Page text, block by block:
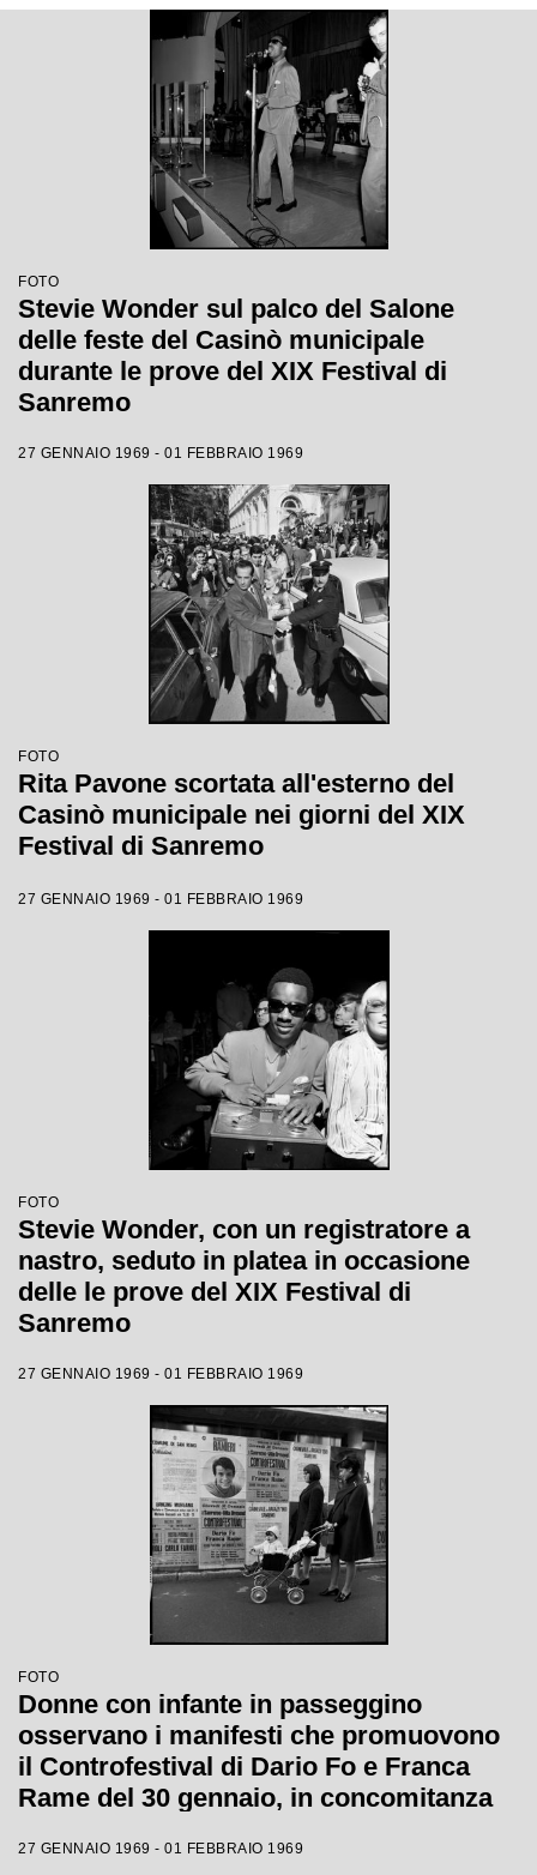
FOTO
Stevie Wonder sul palco del Salone
delle feste del Casinò municipale
durante le prove del XIX Festival di
Sanremo
27 GENNAIO 1969 - 01 FEBBRAIO 1969
FOTO
Rita Pavone scortata all'esterno del
Casinò municipale nei giorni del XIX
Festival di Sanremo
27 GENNAIO 1969 - 01 FEBBRAIO 1969
FOTO
Stevie Wonder, con un registratore a
nastro, seduto in platea in occasione
delle le prove del XIX Festival di
Sanremo
27 GENNAIO 1969 - 01 FEBBRAIO 1969
FOTO
Donne con infante in passeggino
osservano i manifesti che promuovono
il Controfestival di Dario Fo e Franca
Rame del 30 gennaio, in concomitanza
27 GENNAIO 1969 - 01 FEBBRAIO 1969